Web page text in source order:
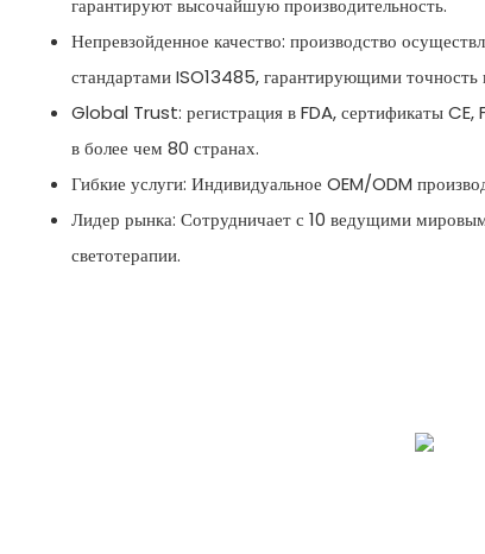
Непревзойденное качество: производство
стандартами ISO13485, гарантирующими точность
Global Trust: регистрация в FDA, сертификаты CE,
в более чем 80 странах.
Гибкие услуги: Индивидуальное OEM/ODM
Лидер рынка: Сотрудничает с 10 ведущими
светотерапии.